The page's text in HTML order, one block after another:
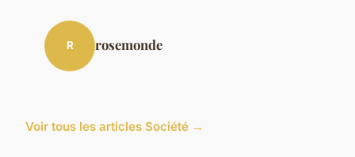
R rosemonde
Voir tous les articles Société →